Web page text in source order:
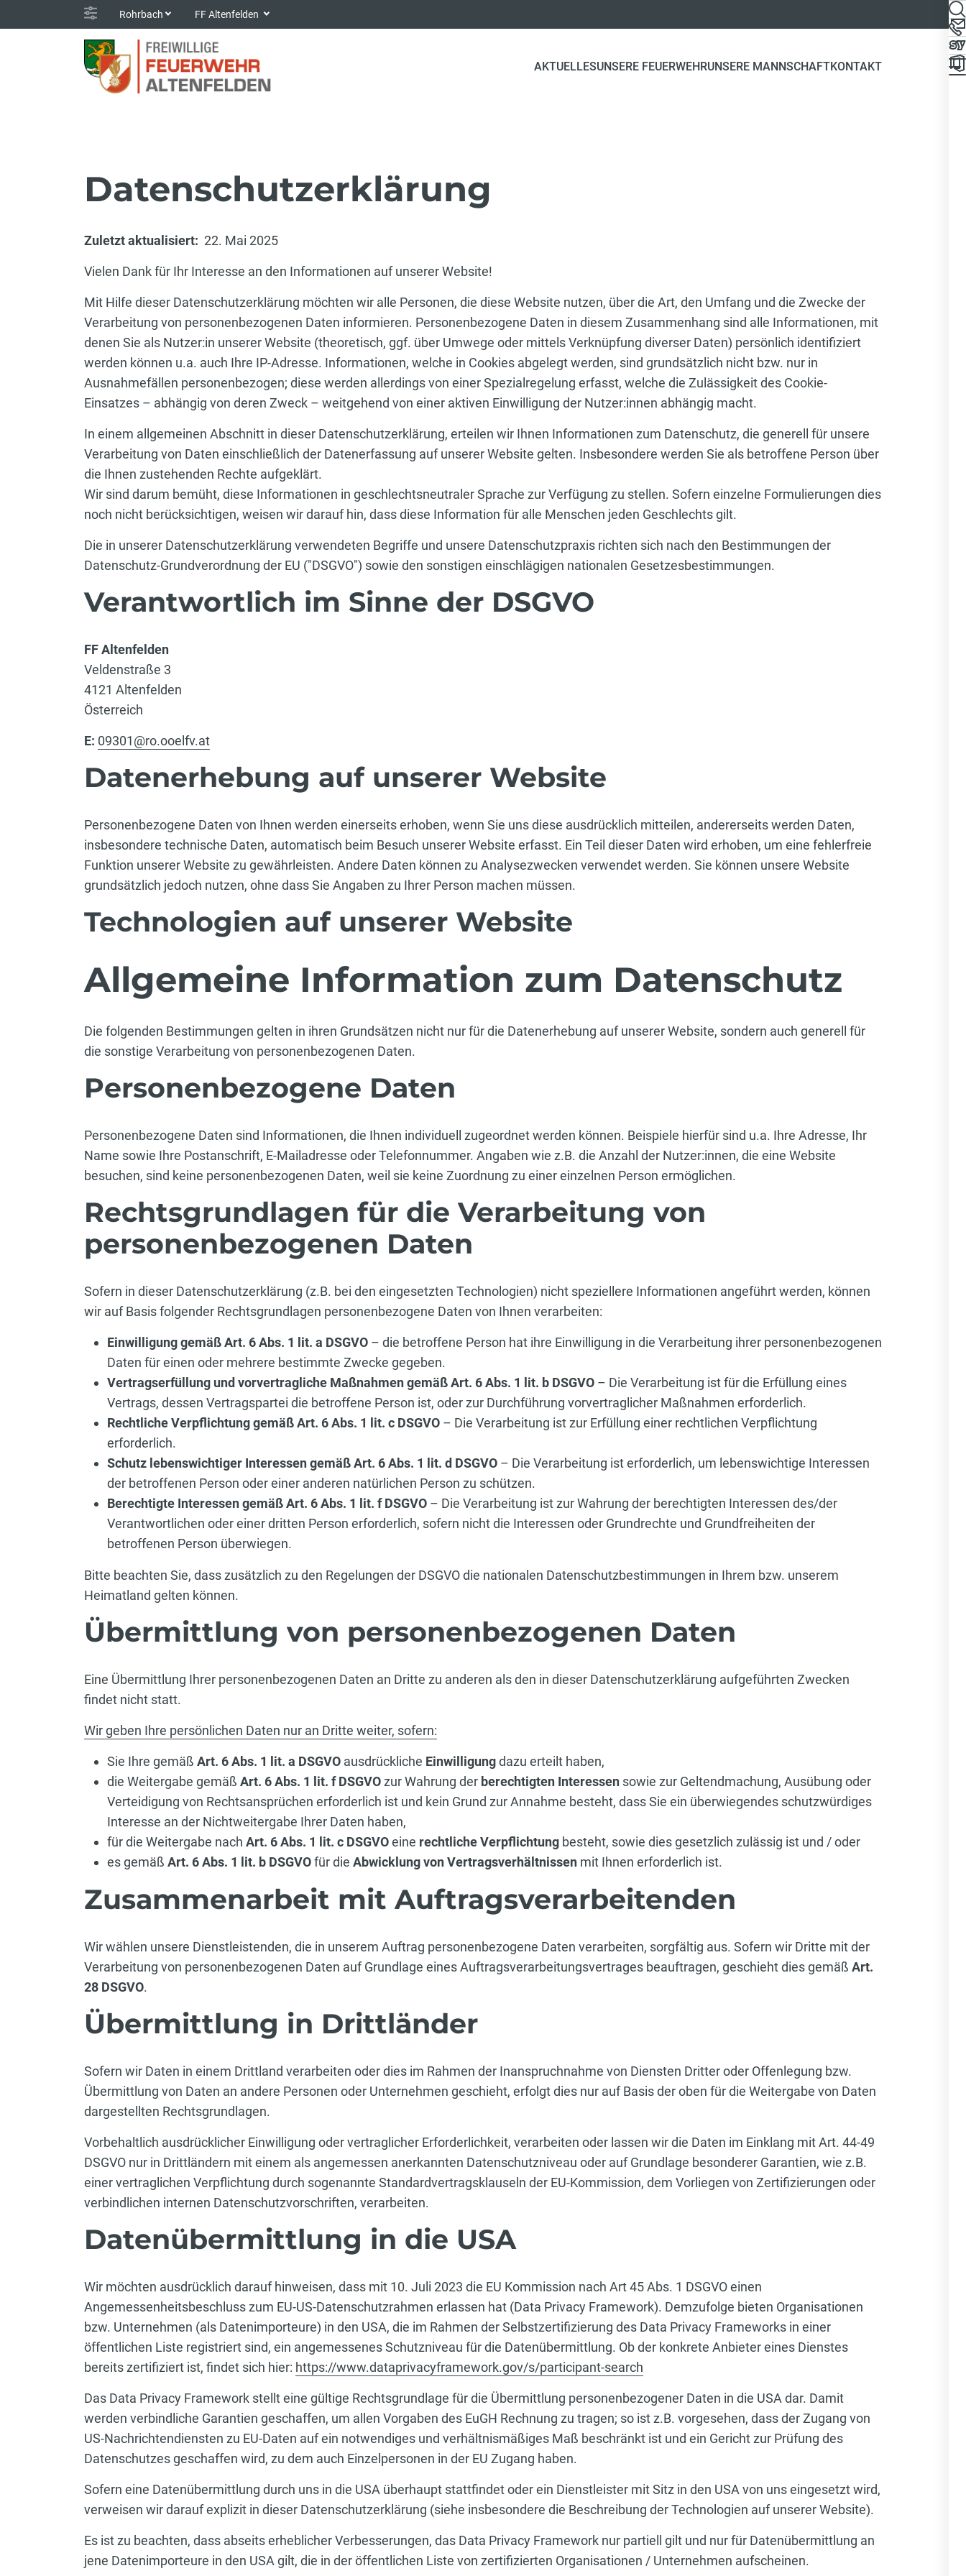
Rohrbach FF Altenfelden
AKTUELLESUNSERE FEUERWEHRUNSERE MANNSCHAFTKONTAKT
Datenschutzerklärung
Zuletzt aktualisiert: 22. Mai 2025
Vielen Dank für Ihr Interesse an den Informationen auf unserer Website!
Mit Hilfe dieser Datenschutzerklärung möchten wir alle Personen, die diese Website nutzen, über die Art, den Umfang und die Zwecke der
Verarbeitung von personenbezogenen Daten informieren. Personenbezogene Daten in diesem Zusammenhang sind alle Informationen, mit
denen Sie als Nutzer:in unserer Website (theoretisch, ggf. über Umwege oder mittels Verknüpfung diverser Daten) persönlich identifiziert
werden können u.a. auch Ihre IP-Adresse. Informationen, welche in Cookies abgelegt werden, sind grundsätzlich nicht bzw. nur in
Ausnahmefällen personenbezogen; diese werden allerdings von einer Spezialregelung erfasst, welche die Zulässigkeit des Cookie-
Einsatzes – abhängig von deren Zweck – weitgehend von einer aktiven Einwilligung der Nutzer:innen abhängig macht.
In einem allgemeinen Abschnitt in dieser Datenschutzerklärung, erteilen wir Ihnen Informationen zum Datenschutz, die generell für unsere
Verarbeitung von Daten einschließlich der Datenerfassung auf unserer Website gelten. Insbesondere werden Sie als betroffene Person über
die Ihnen zustehenden Rechte aufgeklärt.
Wir sind darum bemüht, diese Informationen in geschlechtsneutraler Sprache zur Verfügung zu stellen. Sofern einzelne Formulierungen dies
noch nicht berücksichtigen, weisen wir darauf hin, dass diese Information für alle Menschen jeden Geschlechts gilt.
Die in unserer Datenschutzerklärung verwendeten Begriffe und unsere Datenschutzpraxis richten sich nach den Bestimmungen der
Datenschutz-Grundverordnung der EU ("DSGVO") sowie den sonstigen einschlägigen nationalen Gesetzesbestimmungen.
Verantwortlich im Sinne der DSGVO
FF Altenfelden
Veldenstraße 3
4121 Altenfelden
Österreich
E: 09301@ro.ooelfv.at
Datenerhebung auf unserer Website
Personenbezogene Daten von Ihnen werden einerseits erhoben, wenn Sie uns diese ausdrücklich mitteilen, andererseits werden Daten,
insbesondere technische Daten, automatisch beim Besuch unserer Website erfasst. Ein Teil dieser Daten wird erhoben, um eine fehlerfreie
Funktion unserer Website zu gewährleisten. Andere Daten können zu Analysezwecken verwendet werden. Sie können unsere Website
grundsätzlich jedoch nutzen, ohne dass Sie Angaben zu Ihrer Person machen müssen.
Technologien auf unserer Website
Allgemeine Information zum Datenschutz
Die folgenden Bestimmungen gelten in ihren Grundsätzen nicht nur für die Datenerhebung auf unserer Website, sondern auch generell für
die sonstige Verarbeitung von personenbezogenen Daten.
Personenbezogene Daten
Personenbezogene Daten sind Informationen, die Ihnen individuell zugeordnet werden können. Beispiele hierfür sind u.a. Ihre Adresse, Ihr
Name sowie Ihre Postanschrift, E-Mailadresse oder Telefonnummer. Angaben wie z.B. die Anzahl der Nutzer:innen, die eine Website
besuchen, sind keine personenbezogenen Daten, weil sie keine Zuordnung zu einer einzelnen Person ermöglichen.
Rechtsgrundlagen für die Verarbeitung von
personenbezogenen Daten
Sofern in dieser Datenschutzerklärung (z.B. bei den eingesetzten Technologien) nicht speziellere Informationen angeführt werden, können
wir auf Basis folgender Rechtsgrundlagen personenbezogene Daten von Ihnen verarbeiten:
Einwilligung gemäß Art. 6 Abs. 1 lit. a DSGVO – die betroffene Person hat ihre Einwilligung in die Verarbeitung ihrer personenbezogenen
Daten für einen oder mehrere bestimmte Zwecke gegeben.
Vertragserfüllung und vorvertragliche Maßnahmen gemäß Art. 6 Abs. 1 lit. b DSGVO – Die Verarbeitung ist für die Erfüllung eines
Vertrags, dessen Vertragspartei die betroffene Person ist, oder zur Durchführung vorvertraglicher Maßnahmen erforderlich.
Rechtliche Verpflichtung gemäß Art. 6 Abs. 1 lit. c DSGVO – Die Verarbeitung ist zur Erfüllung einer rechtlichen Verpflichtung
erforderlich.
Schutz lebenswichtiger Interessen gemäß Art. 6 Abs. 1 lit. d DSGVO – Die Verarbeitung ist erforderlich, um lebenswichtige Interessen
der betroffenen Person oder einer anderen natürlichen Person zu schützen.
Berechtigte Interessen gemäß Art. 6 Abs. 1 lit. f DSGVO – Die Verarbeitung ist zur Wahrung der berechtigten Interessen des/der
Verantwortlichen oder einer dritten Person erforderlich, sofern nicht die Interessen oder Grundrechte und Grundfreiheiten der
betroffenen Person überwiegen.
Bitte beachten Sie, dass zusätzlich zu den Regelungen der DSGVO die nationalen Datenschutzbestimmungen in Ihrem bzw. unserem
Heimatland gelten können.
Übermittlung von personenbezogenen Daten
Eine Übermittlung Ihrer personenbezogenen Daten an Dritte zu anderen als den in dieser Datenschutzerklärung aufgeführten Zwecken
findet nicht statt.
Wir geben Ihre persönlichen Daten nur an Dritte weiter, sofern:
Sie Ihre gemäß Art. 6 Abs. 1 lit. a DSGVO ausdrückliche Einwilligungdazu erteilt haben,
die Weitergabe gemäß Art. 6 Abs. 1 lit. f DSGVOzur Wahrung der berechtigten Interessen sowie zur Geltendmachung, Ausübung oder
Verteidigung von Rechtsansprüchen erforderlich ist und kein Grund zur Annahme besteht, dass Sie ein überwiegendes schutzwürdiges
Interesse an der Nichtweitergabe Ihrer Daten haben,
für die Weitergabe nach Art. 6 Abs. 1 lit. c DSGVOeine rechtliche Verpflichtung besteht, sowie dies gesetzlich zulässig ist und / oder
es gemäß Art. 6 Abs. 1 lit. b DSGVOfür die Abwicklung von Vertragsverhältnissen mit Ihnen erforderlich ist.
Zusammenarbeit mit Auftragsverarbeitenden
Wir wählen unsere Dienstleistenden, die in unserem Auftrag personenbezogene Daten verarbeiten, sorgfältig aus. Sofern wir Dritte mit der
Verarbeitung von personenbezogenen Daten auf Grundlage eines Auftragsverarbeitungsvertrages beauftragen, geschieht dies gemäß Art.
28 DSGVO.
Übermittlung in Drittländer
Sofern wir Daten in einem Drittland verarbeiten oder dies im Rahmen der Inanspruchnahme von Diensten Dritter oder Offenlegung bzw.
Übermittlung von Daten an andere Personen oder Unternehmen geschieht, erfolgt dies nur auf Basis der oben für die Weitergabe von Daten
dargestellten Rechtsgrundlagen.
Vorbehaltlich ausdrücklicher Einwilligung oder vertraglicher Erforderlichkeit, verarbeiten oder lassen wir die Daten im Einklang mit Art. 44-49
DSGVO nur in Drittländern mit einem als angemessen anerkannten Datenschutzniveau oder auf Grundlage besonderer Garantien, wie z.B.
einer vertraglichen Verpflichtung durch sogenannte Standardvertragsklauseln der EU-Kommission, dem Vorliegen von Zertifizierungen oder
verbindlichen internen Datenschutzvorschriften, verarbeiten.
Datenübermittlung in die USA
Wir möchten ausdrücklich darauf hinweisen, dass mit 10. Juli 2023 die EU Kommission nach Art 45 Abs. 1 DSGVO einen
Angemessenheitsbeschluss zum EU-US-Datenschutzrahmen erlassen hat (Data Privacy Framework). Demzufolge bieten Organisationen
bzw. Unternehmen (als Datenimporteure) in den USA, die im Rahmen der Selbstzertifizierung des Data Privacy Frameworks in einer
öffentlichen Liste registriert sind, ein angemessenes Schutzniveau für die Datenübermittlung. Ob der konkrete Anbieter eines Dienstes
bereits zertifiziert ist, findet sich hier: https://www.dataprivacyframework.gov/s/participant-search
Das Data Privacy Framework stellt eine gültige Rechtsgrundlage für die Übermittlung personenbezogener Daten in die USA dar. Damit
werden verbindliche Garantien geschaffen, um allen Vorgaben des EuGH Rechnung zu tragen; so ist z.B. vorgesehen, dass der Zugang von
US-Nachrichtendiensten zu EU-Daten auf ein notwendiges und verhältnismäßiges Maß beschränkt ist und ein Gericht zur Prüfung des
Datenschutzes geschaffen wird, zu dem auch Einzelpersonen in der EU Zugang haben.
Sofern eine Datenübermittlung durch uns in die USA überhaupt stattfindet oder ein Dienstleister mit Sitz in den USA von uns eingesetzt wird,
verweisen wir darauf explizit in dieser Datenschutzerklärung (siehe insbesondere die Beschreibung der Technologien auf unserer Website).
Es ist zu beachten, dass abseits erheblicher Verbesserungen, das Data Privacy Framework nur partiell gilt und nur für Datenübermittlung an
jene Datenimporteure in den USA gilt, die in der öffentlichen Liste von zertifizierten Organisationen / Unternehmen aufscheinen.